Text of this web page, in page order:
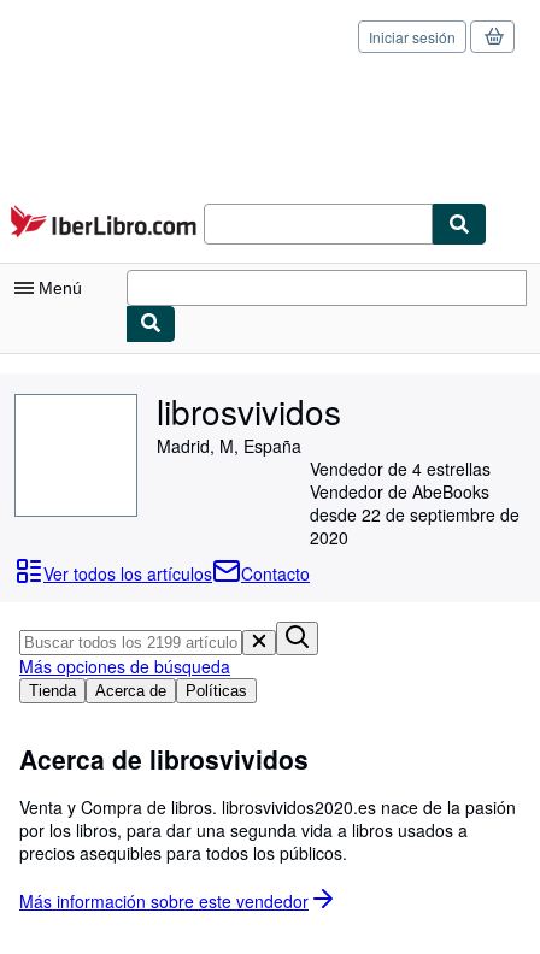
Pasar al contenido principal
IberLibro.com
Iniciar sesión
Menú
Consultar mis pedidos
Libros antiguos
Arte y coleccionismo
Vendedores
Comenzar a vender
Ayuda
CERRAR
librosvividos
Madrid, M, España
Vendedor de 4 estrellas
Vendedor de AbeBooks
desde 22 de septiembre de
2020
Ver todos los artículos
Contacto
Tienda Acerca de Políticas
Más opciones de búsqueda
Acerca de librosvividos
Venta y Compra de libros. librosvividos2020.es nace de la pasión
por los libros, para dar una segunda vida a libros usados a
precios asequibles para todos los públicos.
Más información sobre este vendedor